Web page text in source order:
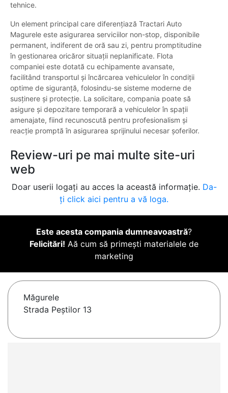
tehnice.
Un element principal care diferențiază Tractari Auto
Magurele este asigurarea serviciilor non-stop, disponibile
permanent, indiferent de oră sau zi, pentru promptitudine
în gestionarea oricăror situații neplanificate. Flota
companiei este dotată cu echipamente avansate,
facilitând transportul și încărcarea vehiculelor în condiții
optime de siguranță, folosindu-se sisteme moderne de
susținere și protecție. La solicitare, compania poate să
asigure și depozitare temporară a vehiculelor în spații
amenajate, fiind recunoscută pentru profesionalism și
reacție promptă în asigurarea sprijinului necesar șoferilor.
Review-uri pe mai multe site-uri
web
Doar userii logați au acces la această informație. Da-
ți click aici pentru a vă loga.
Este acesta compania dumneavoastră?
Felicitări! Aă cum să primești materialele de
marketing
Măgurele
Strada Peștilor 13